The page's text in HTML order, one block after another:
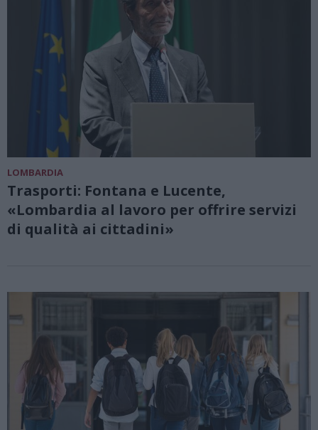
LOMBARDIA
Trasporti: Fontana e Lucente,
«Lombardia al lavoro per offrire servizi
di qualità ai cittadini»